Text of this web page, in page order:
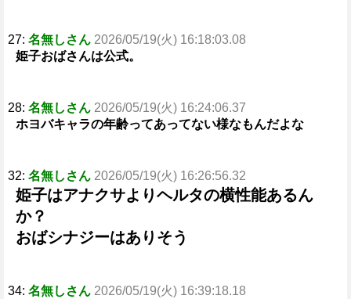
27: 名無しさん 2026/05/19(火) 16:18:03.08
姫子おばさんは公式。
28: 名無しさん 2026/05/19(火) 16:24:06.37
ホヨバキャラの年齢ってあってない様なもんだよな
32: 名無しさん 2026/05/19(火) 16:26:56.32
姫子はアナクサよりヘルタの横性能あるん
か？
おばシナジーはありそう
34: 名無しさん 2026/05/19(火) 16:39:18.18